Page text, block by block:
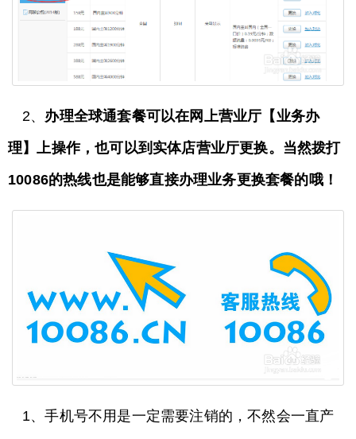
2、 办理全球通套餐可以在网上营业厅【业务办
理】上操作，也可以到实体店营业厅更换。当然拨打
10086的热线也是能够直接办理业务更换套餐的哦！
1、手机号不用是一定需要注销的，不然会一直产